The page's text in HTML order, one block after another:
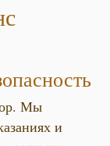
Мы
и